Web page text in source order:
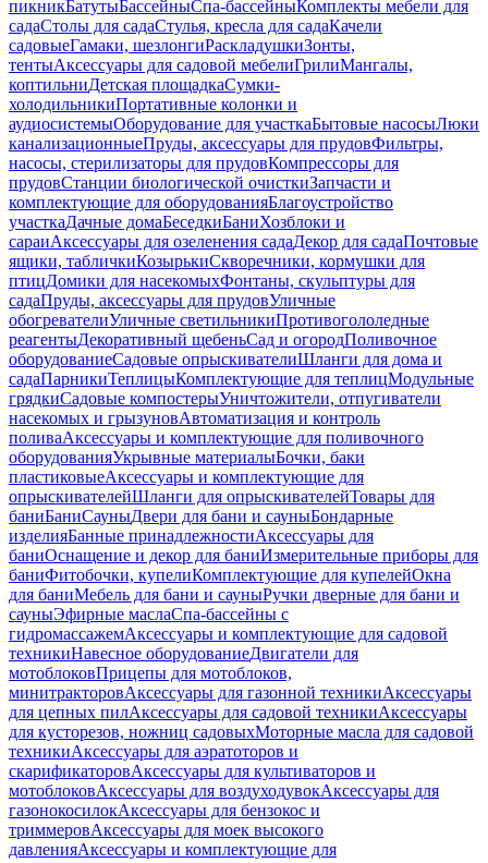
пикникБатутыБассейныСпа-бассейныКомплекты мебели для
садаСтолы для садаСтулья, кресла для садаКачели
садовыеГамаки, шезлонгиРаскладушкиЗонты,
тентыАксессуары для садовой мебелиГрилиМангалы,
коптильниДетская площадкаСумки-
холодильникиПортативные колонки и
аудиосистемыОборудование для участкаБытовые насосыЛюки
канализационныеПруды, аксессуары для прудовФильтры,
насосы, стерилизаторы для прудовКомпрессоры для
прудовСтанции биологической очисткиЗапчасти и
комплектующие для оборудованияБлагоустройство
участкаДачные домаБеседкиБаниХозблоки и
сараиАксессуары для озеленения садаДекор для садаПочтовые
ящики, табличкиКозырькиСкворечники, кормушки для
птицДомики для насекомыхФонтаны, скульптуры для
садаПруды, аксессуары для прудовУличные
обогревателиУличные светильникиПротивогололедные
реагентыДекоративный щебеньСад и огородПоливочное
оборудованиеСадовые опрыскивателиШланги для дома и
садаПарникиТеплицыКомплектующие для теплицМодульные
грядкиСадовые компостерыУничтожители, отпугиватели
насекомых и грызуновАвтоматизация и контроль
поливаАксессуары и комплектующие для поливочного
оборудованияУкрывные материалыБочки, баки
пластиковыеАксессуары и комплектующие для
опрыскивателейШланги для опрыскивателейТовары для
баниБаниСауныДвери для бани и сауныБондарные
изделияБанные принадлежностиАксессуары для
баниОснащение и декор для баниИзмерительные приборы для
баниФитобочки, купелиКомплектующие для купелейОкна
для баниМебель для бани и сауныРучки дверные для бани и
сауныЭфирные маслаСпа-бассейны с
гидромассажемАксессуары и комплектующие для садовой
техникиНавесное оборудованиеДвигатели для
мотоблоковПрицепы для мотоблоков,
минитракторовАксессуары для газонной техникиАксессуары
для цепных пилАксессуары для садовой техникиАксессуары
для кусторезов, ножниц садовыхМоторные масла для садовой
техникиАксессуары для аэратоторов и
скарификаторовАксессуары для культиваторов и
мотоблоковАксессуары для воздуходувокАксессуары для
газонокосилокАксессуары для бензокос и
триммеровАксессуары для моек высокого
давленияАксессуары и комплектующие для